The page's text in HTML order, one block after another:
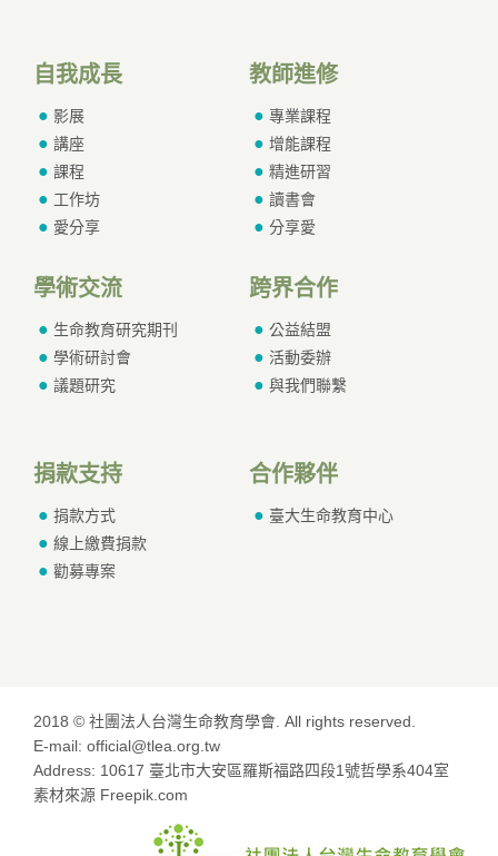
自我成長
影展
講座
課程
工作坊
愛分享
教師進修
專業課程
增能課程
精進研習
讀書會
分享愛
學術交流
生命教育研究期刊
學術研討會
議題研究
跨界合作
公益結盟
活動委辦
與我們聯繫
捐款支持
捐款方式
線上繳費捐款
勸募專案
合作夥伴
臺大生命教育中心
2018 © 社團法人台灣生命教育學會. All rights reserved.
E-mail: official@tlea.org.tw
Address: 10617 臺北市大安區羅斯福路四段1號哲學系404室
素材來源 Freepik.com